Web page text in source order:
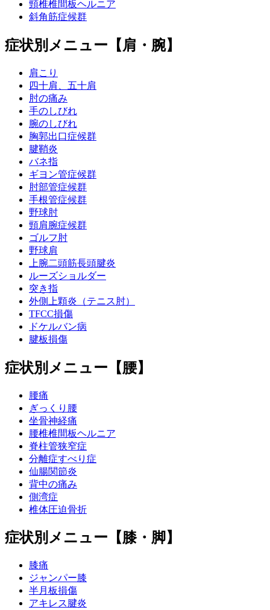
頸椎椎間板ヘルニア
斜角筋症候群
症状別メニュー【肩・腕】
肩こり
四十肩、五十肩
肘の痛み
手のしびれ
腕のしびれ
胸郭出口症候群
腱鞘炎
バネ指
ギヨン管症候群
肘部管症候群
手根管症候群
野球肘
頸肩腕症候群
ゴルフ肘
野球肩
上腕二頭筋長頭腱炎
ルーズショルダー
突き指
外側上顆炎（テニス肘）
TFCC損傷
ドケルバン病
腱板損傷
症状別メニュー【腰】
腰痛
ぎっくり腰
坐骨神経痛
腰椎椎間板ヘルニア
脊柱管狭窄症
分離症すべり症
仙腸関節炎
背中の痛み
側湾症
椎体圧迫骨折
症状別メニュー【膝・脚】
膝痛
ジャンパー膝
半月板損傷
アキレス腱炎